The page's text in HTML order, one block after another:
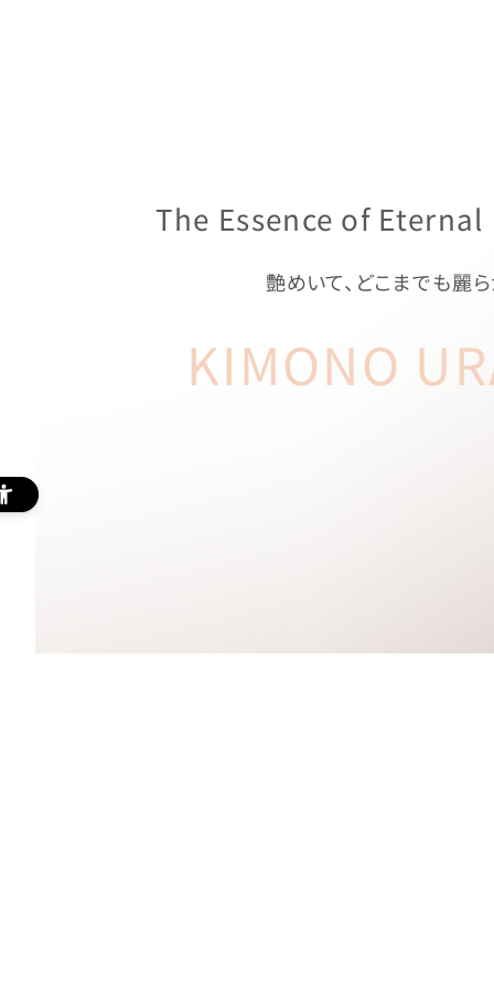
The Essence of Eternal
艶めいて、どこまでも麗
KIMONO